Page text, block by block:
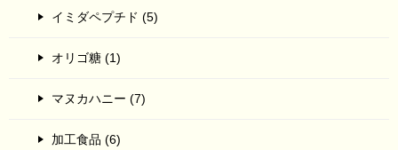
イミダペプチド (5)
オリゴ糖 (1)
マヌカハニー (7)
加工食品 (6)